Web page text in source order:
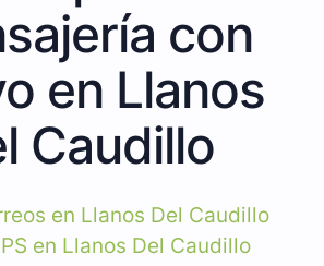
con
en Llanos
Caudillo
en Llanos Del Caudillo
en Llanos Del Caudillo